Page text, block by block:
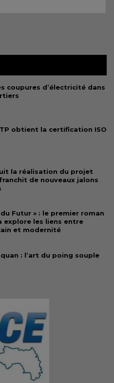
coupures d’électricité dans
obtient la certification ISO
la réalisation du projet
de nouveaux jalons
du Futur » : le premier roman
explore les liens entre
et modernité
: l’art du poing souple